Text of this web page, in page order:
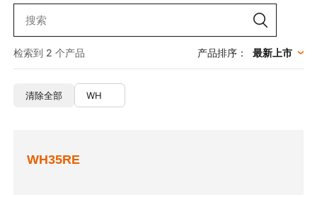
检索到 2 个产品 产品排序：
清除全部 WH
WH35RE